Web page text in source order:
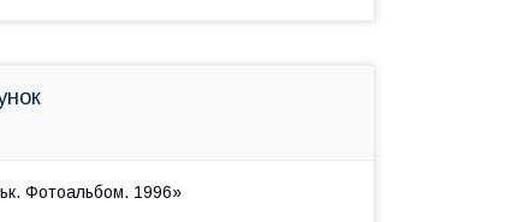
Фотоальбом. 1996»